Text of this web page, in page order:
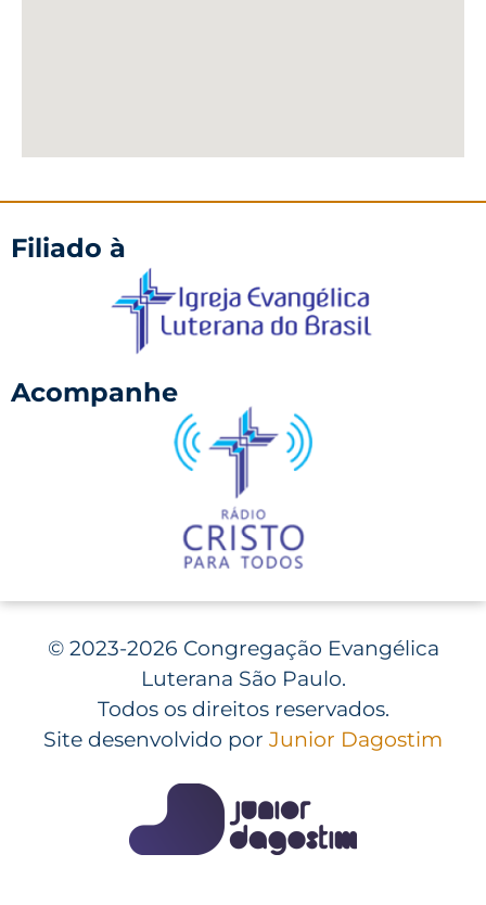
Filiado à
Acompanhe
©2023-2026 Congregação Evangélica
Luterana São Paulo.
Todos os direitos reservados.
Site desenvolvido por Junior Dagostim